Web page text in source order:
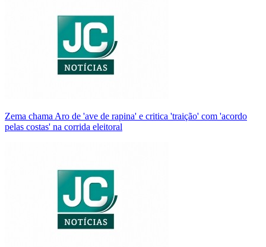
Zema chama Aro de 'ave de rapina' e critica 'traição' com 'acordo
pelas costas' na corrida eleitoral